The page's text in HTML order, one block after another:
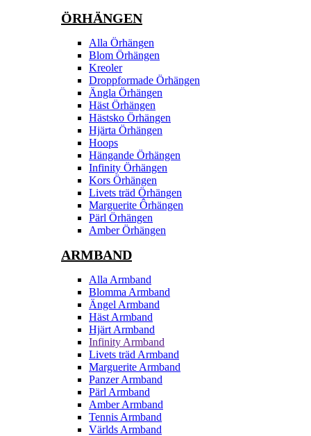
ÖRHÄNGEN
Alla Örhängen
Blom Örhängen
Kreoler
Droppformade Örhängen
Ängla Örhängen
Häst Örhängen
Hästsko Örhängen
Hjärta Örhängen
Hoops
Hängande Örhängen
Infinity Örhängen
Kors Örhängen
Livets träd Örhängen
Marguerite Ôrhängen
Pärl Örhängen
Amber Örhängen
ARMBAND
Alla Armband
Blomma Armband
Ängel Armband
Häst Armband
Hjärt Armband
Infinity Armband
Livets träd Armband
Marguerite Armband
Panzer Armband
Pärl Armband
Amber Armband
Tennis Armband
Världs Armband